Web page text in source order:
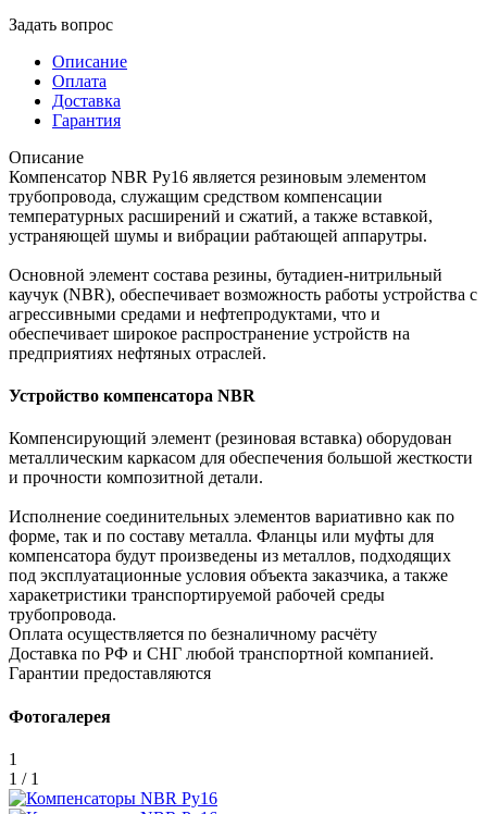
Задать вопрос
Описание
Оплата
Доставка
Гарантия
Описание
Компенсатор NBR Ру16 является резиновым элементом
трубопровода, служащим средством компенсации
температурных расширений и сжатий, а также вставкой,
устраняющей шумы и вибрации рабтающей аппарутры.
Основной элемент состава резины, бутадиен-нитрильный
каучук (NBR), обеспечивает возможность работы устройства с
агрессивными средами и нефтепродуктами, что и
обеспечивает широкое распространение устройств на
предприятиях нефтяных отраслей.
Устройство компенсатора NBR
Компенсирующий элемент (резиновая вставка) оборудован
металлическим каркасом для обеспечения большой жесткости
и прочности композитной детали.
Исполнение соединительных элементов вариативно как по
форме, так и по составу металла. Фланцы или муфты для
компенсатора будут произведены из металлов, подходящих
под эксплуатационные условия объекта заказчика, а также
харакетристики транспортируемой рабочей среды
трубопровода.
Оплата осуществляется по безналичному расчёту
Доставка по РФ и СНГ любой транспортной компанией.
Гарантии предоставляются
Фотогалерея
1
1 / 1